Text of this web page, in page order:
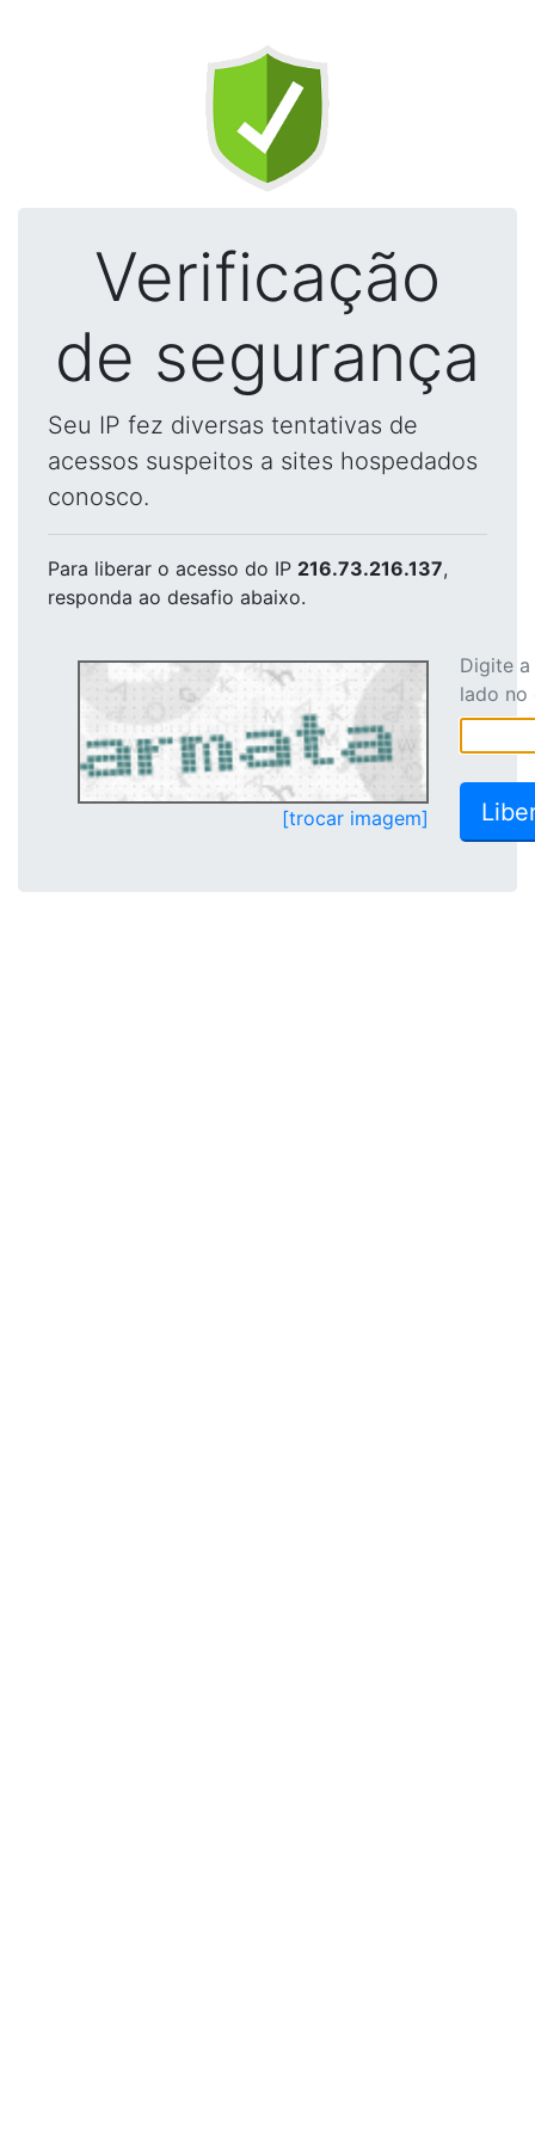
Verificação
de segurança
Seu IP fez diversas tentativas de
acessos suspeitos a sites hospedados
conosco.
Para liberar o acesso do IP 216.73.216.137,
responda ao desafio abaixo.
[trocar imagem]
Digite
lado no